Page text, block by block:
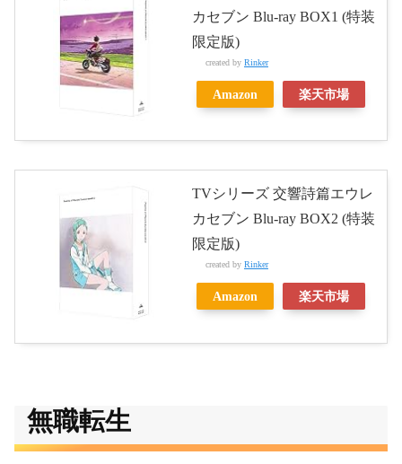
カセブン Blu-ray BOX1 (特装
限定版)
created by Rinker
Amazon 楽天市場
TVシリーズ 交響詩篇エウレ
カセブン Blu-ray BOX2 (特装
限定版)
created by Rinker
Amazon 楽天市場
無職転生